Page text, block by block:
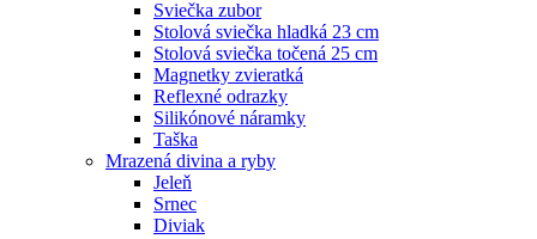
Sviečka zubor
Stolová sviečka hladká 23 cm
Stolová sviečka točená 25 cm
Magnetky zvieratká
Reflexné odrazky
Silikónové náramky
Taška
Mrazená divina a ryby
Jeleň
Srnec
Diviak